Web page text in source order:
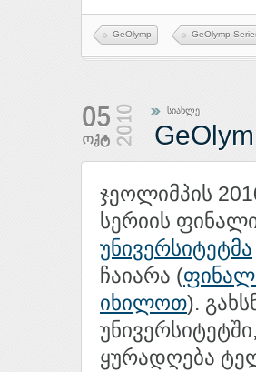
GeOlymp GeOlymp
სიახლე
ჯეოლიმპის
სერიის
უნივერსიტეტმა
ჩაიარა (
იხილოთ).
ყურადღება